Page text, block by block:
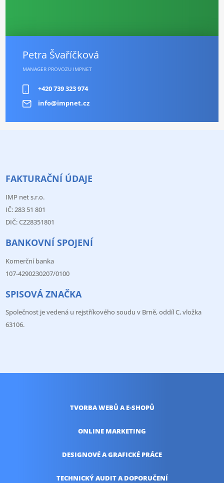
Petra Švaříčková
MANAGER PROVOZU IMPNET
+420 739 323 974
info@impnet.cz
FAKTURAČNÍ ÚDAJE
IMP net s.r.o.
IČ: 283 51 801
DIČ: CZ28351801
BANKOVNÍ SPOJENÍ
Komerční banka
107-4290230207/0100
SPISOVÁ ZNAČKA
Společnost je vedená u rejstříkového soudu v Brně, oddíl C, vložka
63106.
TVORBA WEBŮ A E-SHOPŮ
ONLINE MARKETING
DESIGNOVÉ AGRAFICKÉ PRÁCE
TECHNICKÝ AUDITA DOPORUČENÍ